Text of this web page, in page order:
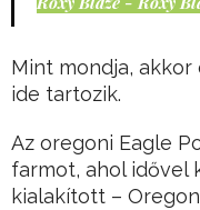
Mint mondja,
ide tartozik.
Az oregoni Eagle
farmot, ahol idővel
kialakított –